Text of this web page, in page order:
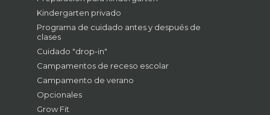
Kindergarten privado
Programa de cuidado antes y después de
clases
Cuidado "drop-in"
Campamentos de receso escolar
Campamento de verano
Opcionales
Grow Fit